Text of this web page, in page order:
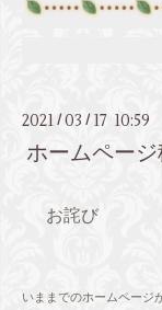
2021 /03 / 17 10:59
ホームペー
お詫び
いままでのホームページ